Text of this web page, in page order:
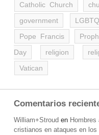
Catholic Church
government
LGBTQ
Pope Francis
Day
religion
Vatican
Comentarios
William+Stroud en
cristianos en ataques en